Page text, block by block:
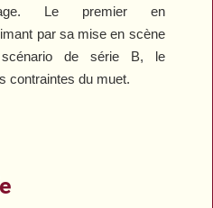
Le premier en
par sa mise en scène
de série B, le
contraintes du muet.